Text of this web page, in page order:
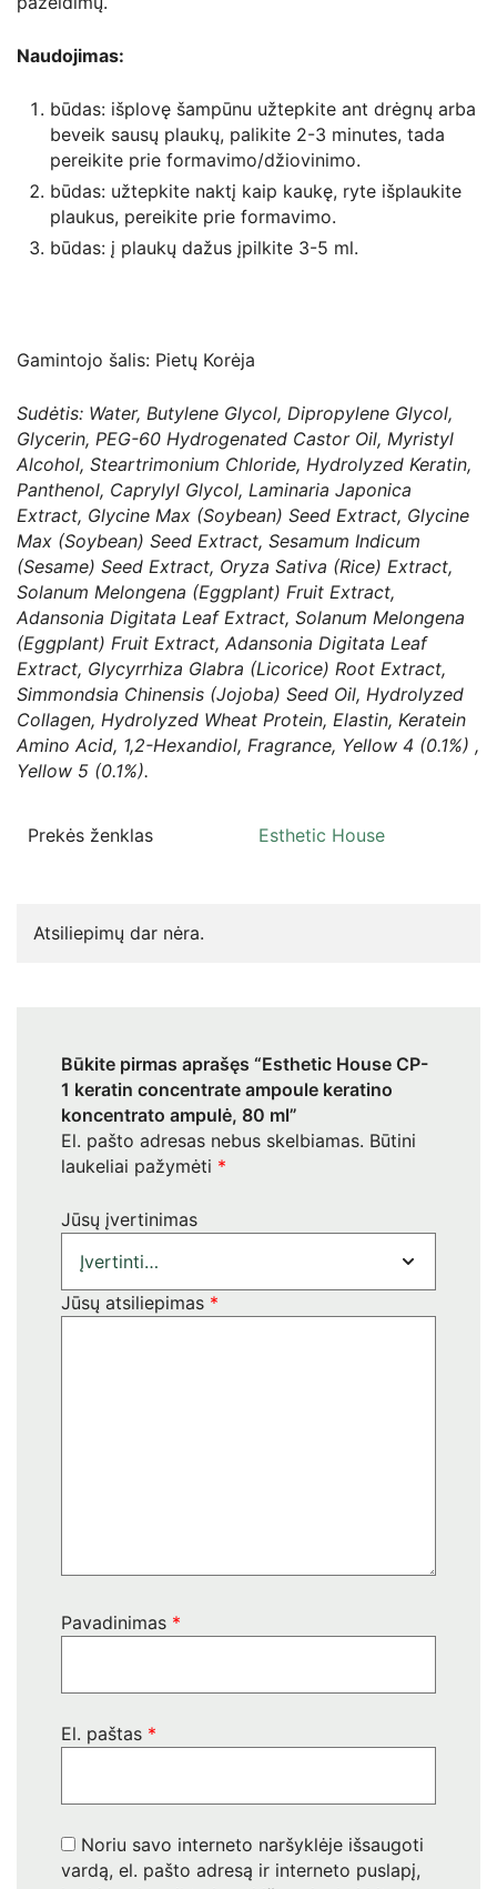
Naudojimas:
būdas: išplovę šampūnu užtepkite ant drėgnų arba
beveik sausų plaukų, palikite 2-3 minutes, tada
pereikite prie formavimo/džiovinimo.
būdas: užtepkite naktį kaip kaukę, ryte išplaukite
plaukus, pereikite prie formavimo.
būdas: į plaukų dažus įpilkite 3-5 ml.
Gamintojo šalis: Pietų Korėja
Sudėtis: Water, Butylene Glycol, Dipropylene Glycol,
Glycerin, PEG-60 Hydrogenated Castor Oil, Myristyl
Alcohol, Steartrimonium Chloride, Hydrolyzed Keratin,
Panthenol, Caprylyl Glycol, Laminaria Japonica
Extract, Glycine Max (Soybean) Seed Extract, Glycine
Max (Soybean) Seed Extract, Sesamum Indicum
(Sesame) Seed Extract, Oryza Sativa (Rice) Extract,
Solanum Melongena (Eggplant) Fruit Extract,
Adansonia Digitata Leaf Extract, Solanum Melongena
(Eggplant) Fruit Extract, Adansonia Digitata Leaf
Extract, Glycyrrhiza Glabra (Licorice) Root Extract,
Simmondsia Chinensis (Jojoba) Seed Oil, Hydrolyzed
Collagen, Hydrolyzed Wheat Protein, Elastin, Keratein
Amino Acid, 1,2-Hexandiol, Fragrance, Yellow 4 (0.1%) ,
Yellow 5 (0.1%).
Prekės ženklas Esthetic House
Atsiliepimų dar nėra.
Būkite pirmas aprašęs “Esthetic House CP-
1 keratin concentrate ampoule keratino
koncentrato ampulė, 80 ml”
El. pašto adresas nebus skelbiamas. Būtini
laukeliai pažymėti *
Jūsų įvertinimas
Jūsų atsiliepimas *
Pavadinimas *
El. paštas *
Noriu savo interneto naršyklėje išsaugoti
vardą, el. pašto adresą ir interneto puslapį,